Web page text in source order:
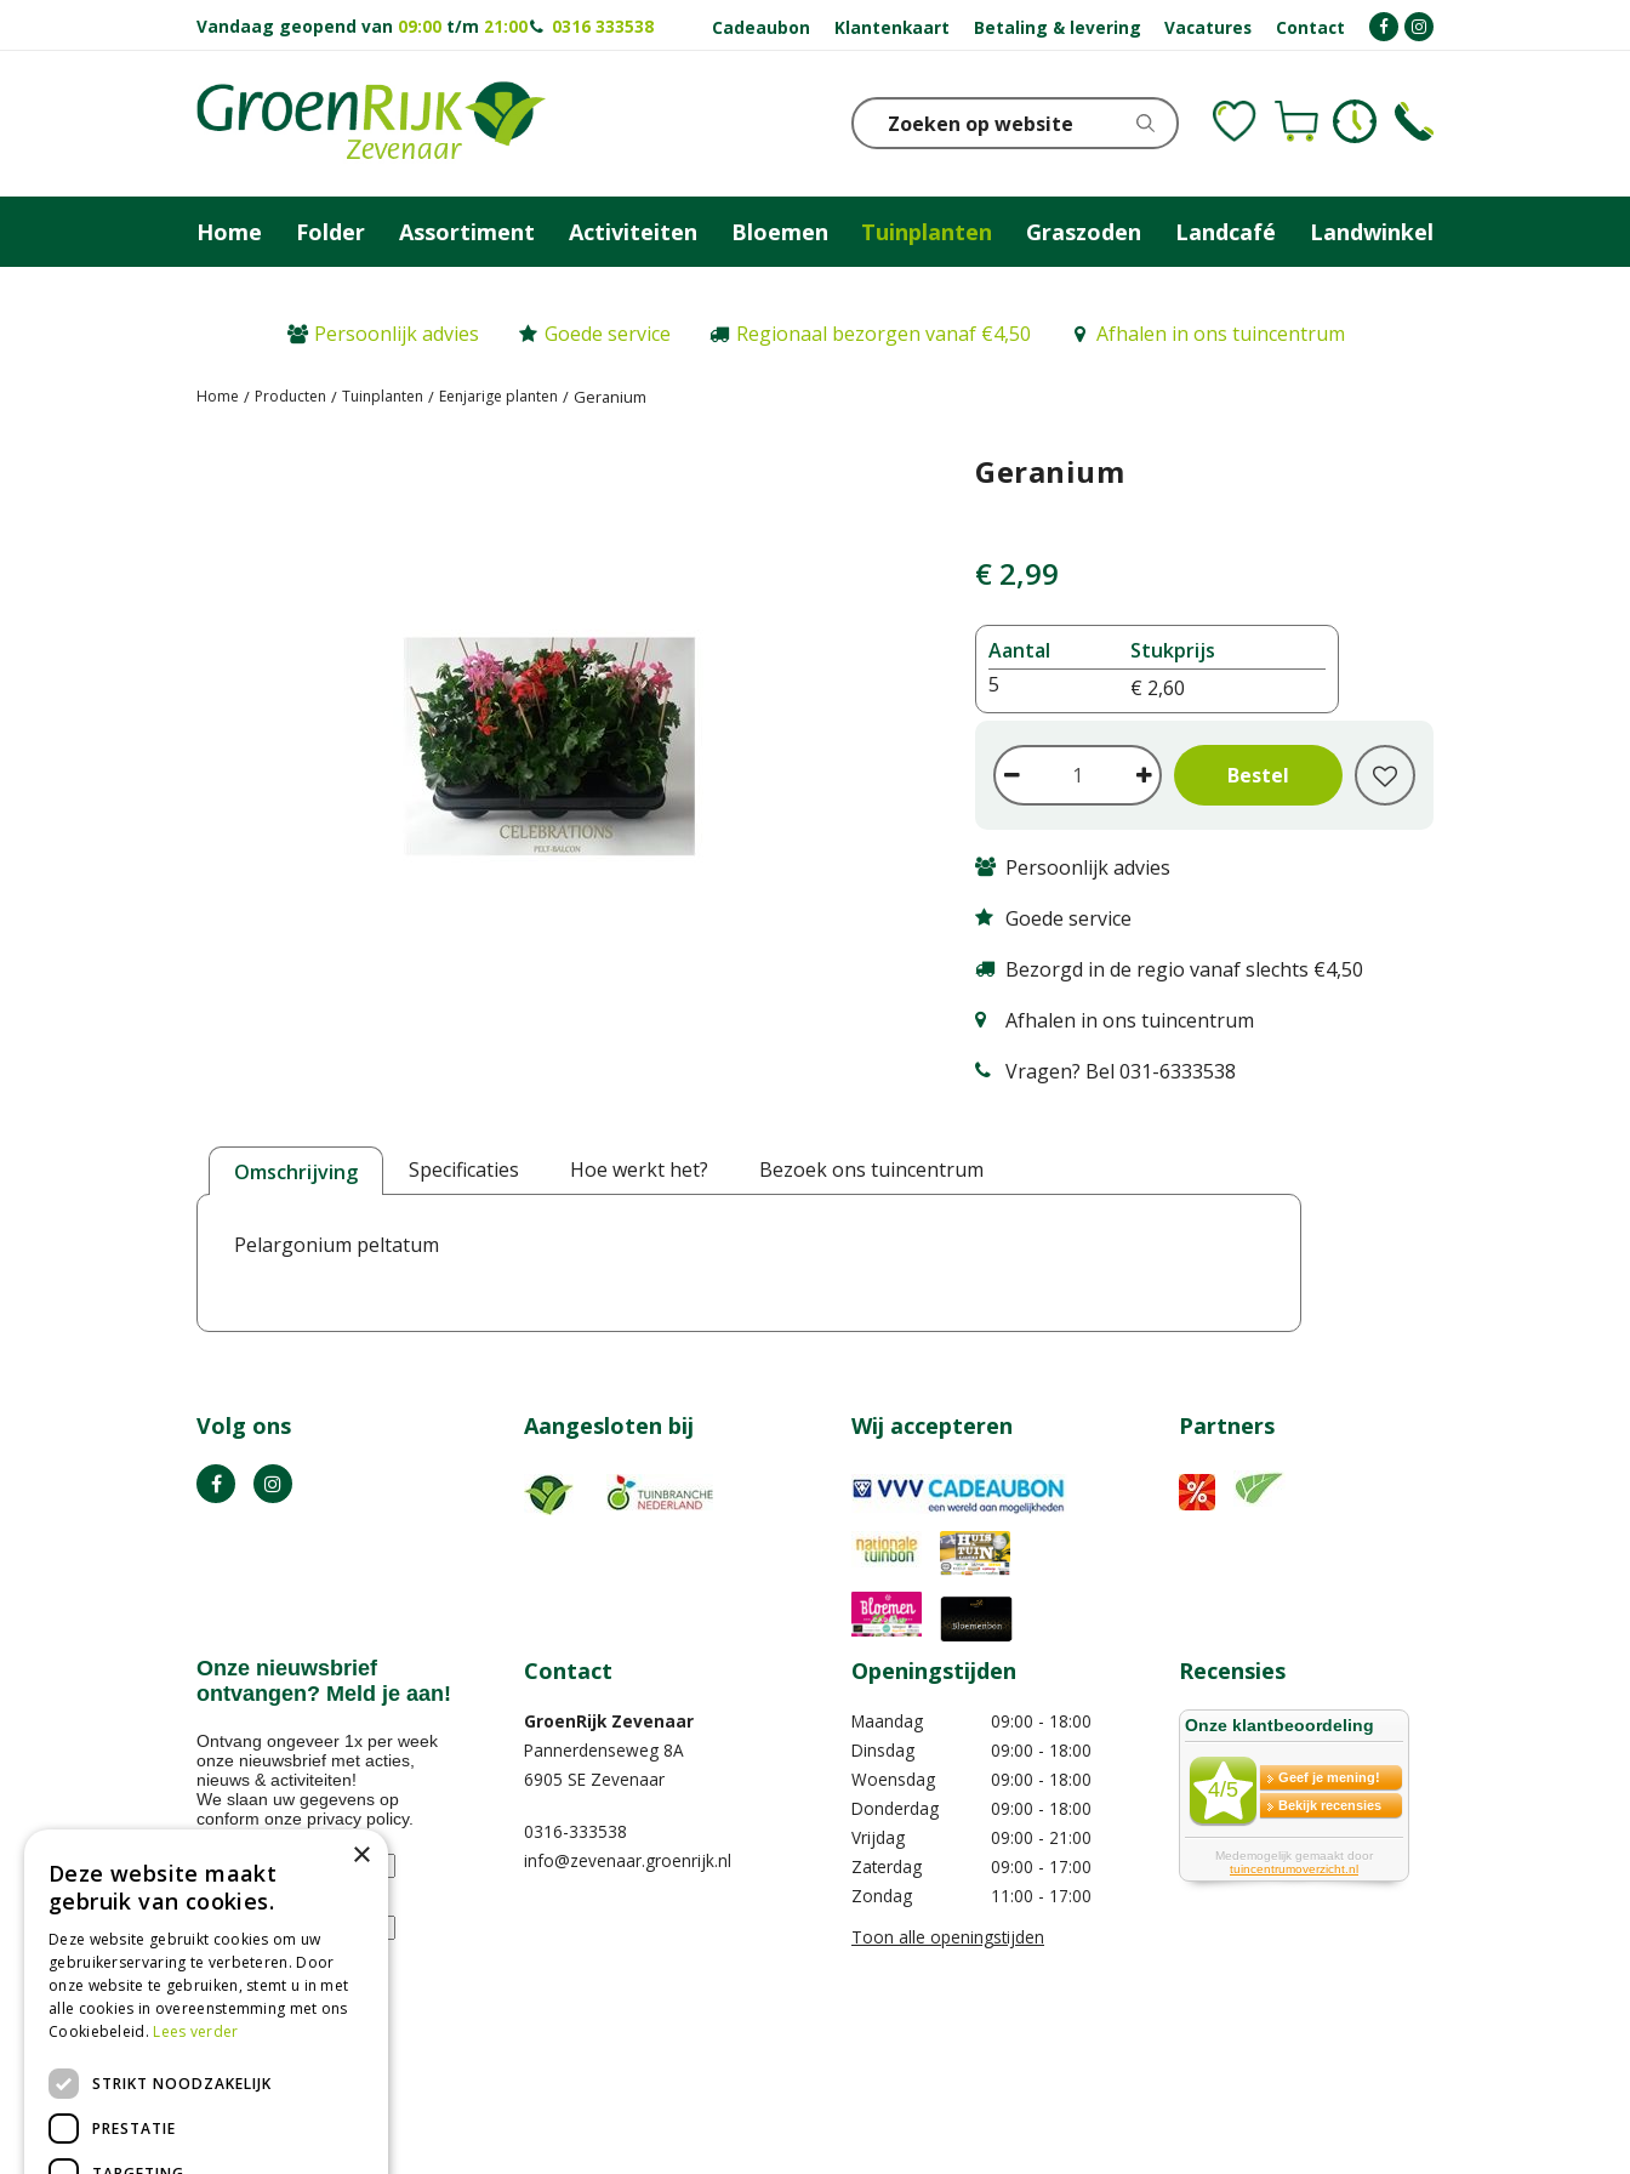
Persoonlijk advies Goede service Regionaal bezorgen vanaf €4,50 Afhalen in ons tuincentrum
Home Producten Tuinplanten Eenjarige planten Geranium
Vandaag geopend van 09:00 t/m 21:00 0316 333538 Cadeaubon Klantenkaart Betaling & levering Vacatures Contact
Home Folder Assortiment Activiteiten Bloemen Tuinplanten Graszoden Landcafé Landwinkel
Geranium
€ 2,99
Aantal
Stukprijs
5
€ 2,60
Persoonlijk advies
Goede service
Bezorgd in de regio vanaf slechts €4,50
Afhalen in ons tuincentrum
Vragen? Bel 031-6333538
Omschrijving Specificaties Hoe werkt het? Bezoek ons tuincentrum
Pelargonium peltatum
Volg ons Aangesloten bij Wij accepteren Partners
Onze nieuwsbrief
ontvangen? Meld je aan!
Ontvang ongeveer 1x per week
onze nieuwsbrief met acties,
nieuws & activiteiten!
We slaan uw gegevens op
conform onze privacy policy.
E-mailadres
Contact
GroenRijk Zevenaar​
Pannerdenseweg 8A
6905 SE Zevenaar
0316-333538
info@zevenaar.groenrijk.nl
Openingstijden
Maandag
09:00 - 18:00
Dinsdag
09:00 - 18:00
Woensdag
09:00 - 18:00
Donderdag
09:00 - 18:00
Vrijdag
09:00 - 21:00
Zaterdag
09:00 - 17:00
Zondag
11:00 - 17:00
Toon alle openingstijden
Recensies
Tuincentrum
×
Deze website maakt
gebruik van cookies.
Deze website gebruikt cookies om uw
gebruikerservaring te verbeteren. Door
onze website te gebruiken, stemt u in met
alle cookies in overeenstemming met ons
Cookiebeleid.Lees verder
STRIKT NOODZAKELIJK
PRESTATIE